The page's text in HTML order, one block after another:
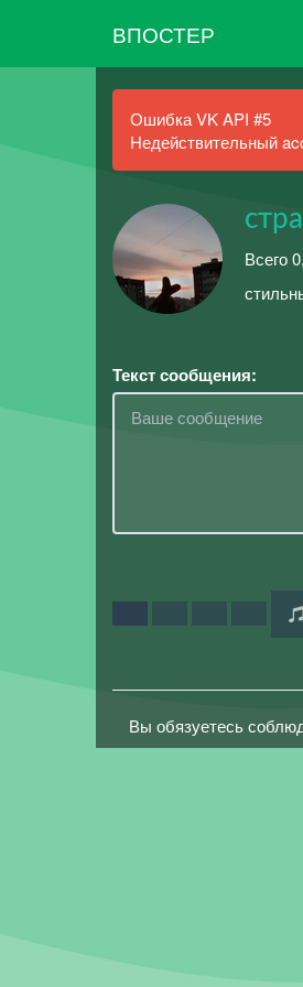
ВПОСТЕР
Ошибка VK API #5
Недействительный
Всего
Текст сообщения:
Вы обязуетесь